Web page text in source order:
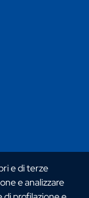
e di terze
e analizzare